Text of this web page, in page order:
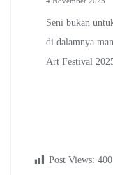
Seni bukan
di dalamnya
Art Festival
Post Views: 400